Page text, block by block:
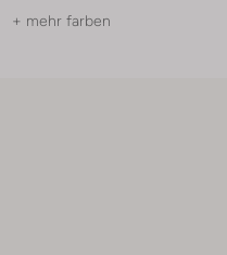
+ mehr farben